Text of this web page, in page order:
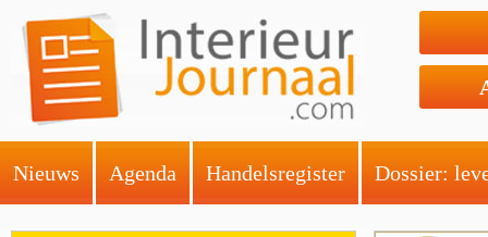
Nieuws Agenda Handelsregister Dossier: